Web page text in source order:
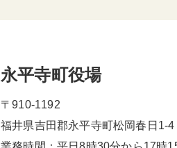
永平寺町役場
〒910-1192
福井県吉田郡永平寺町松岡春日1-4